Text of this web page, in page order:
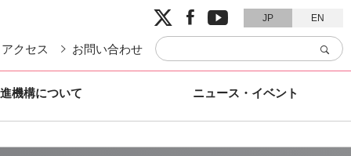
機構について ニュース・イベント
  JP EN
アクセス お問い合わせ